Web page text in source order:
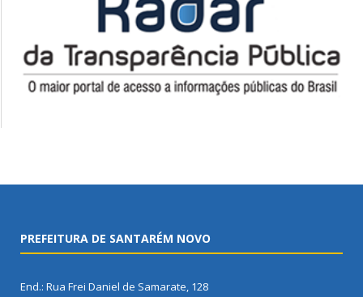
PREFEITURA DE SANTARÉM NOVO
End.: Rua Frei Daniel de Samarate, 128